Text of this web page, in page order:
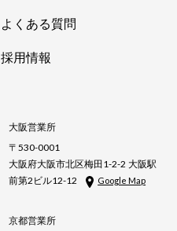
よくある質問
採用情報
大阪営業所
〒530-0001
大阪府大阪市北区梅田1-2-2 大阪駅
前第2ビル12-12
Google Map
京都営業所